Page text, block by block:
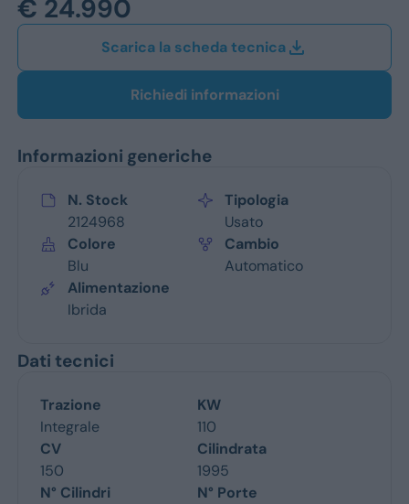
Ford
Opel
€ 24.990
Scarica la scheda tecnica
Richiedi informazioni
Informazioni generiche
N. Stock
2124968
Tipologia
Usato
Colore
Blu
Cambio
Automatico
Alimentazione
Ibrida
Dati tecnici
Trazione
Integrale
KW
110
CV
150
Cilindrata
1995
N° Cilindri
N° Porte